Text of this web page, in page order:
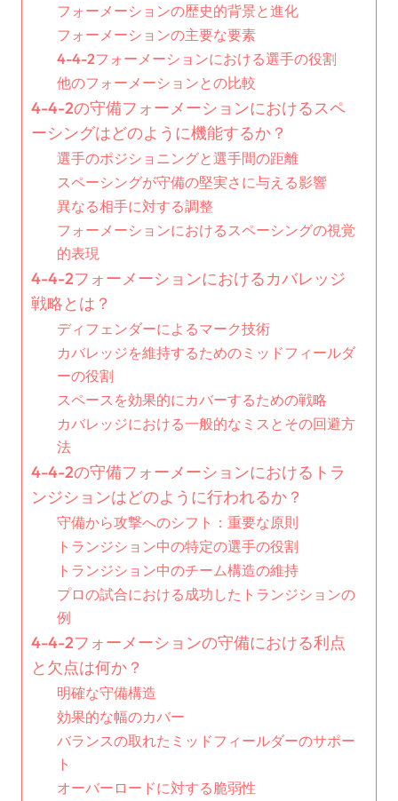
フォーメーションの歴史的背景と進化
フォーメーションの主要な要素
4-4-2フォーメーションにおける選手の役割
他のフォーメーションとの比較
4-4-2の守備フォーメーションにおけるスペ
ーシングはどのように機能するか？
選手のポジショニングと選手間の距離
スペーシングが守備の堅実さに与える影響
異なる相手に対する調整
フォーメーションにおけるスペーシングの視覚
的表現
4-4-2フォーメーションにおけるカバレッジ
戦略とは？
ディフェンダーによるマーク技術
カバレッジを維持するためのミッドフィールダ
ーの役割
スペースを効果的にカバーするための戦略
カバレッジにおける一般的なミスとその回避方
法
4-4-2の守備フォーメーションにおけるトラ
ンジションはどのように行われるか？
守備から攻撃へのシフト：重要な原則
トランジション中の特定の選手の役割
トランジション中のチーム構造の維持
プロの試合における成功したトランジションの
例
4-4-2フォーメーションの守備における利点
と欠点は何か？
明確な守備構造
効果的な幅のカバー
バランスの取れたミッドフィールダーのサポー
ト
オーバーロードに対する脆弱性